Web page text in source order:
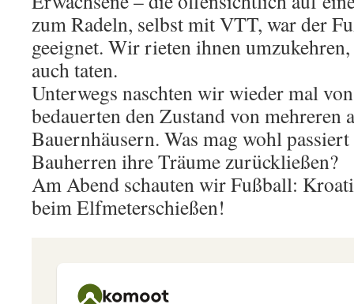
zum Radeln, selbst mit VTT, war der
geeignet. Wir rieten ihnen
auch taten.
Unterwegs naschten wir wieder mal
bedauerten den Zustand von mehreren
Bauernhäusern. Was mag wohl passiert
Bauherren ihre Träume zurückließen?
Am Abend schauten wir Fußball:
beim Elfmeterschießen!